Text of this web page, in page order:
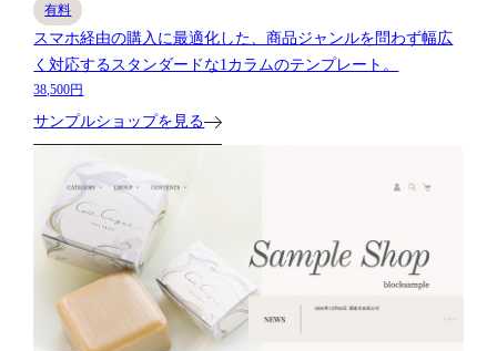
有料
スマホ経由の購入に最適化した、商品ジャンルを問わず幅広
く対応するスタンダードな1カラムのテンプレート。
38,500円
サンプルショップを見る